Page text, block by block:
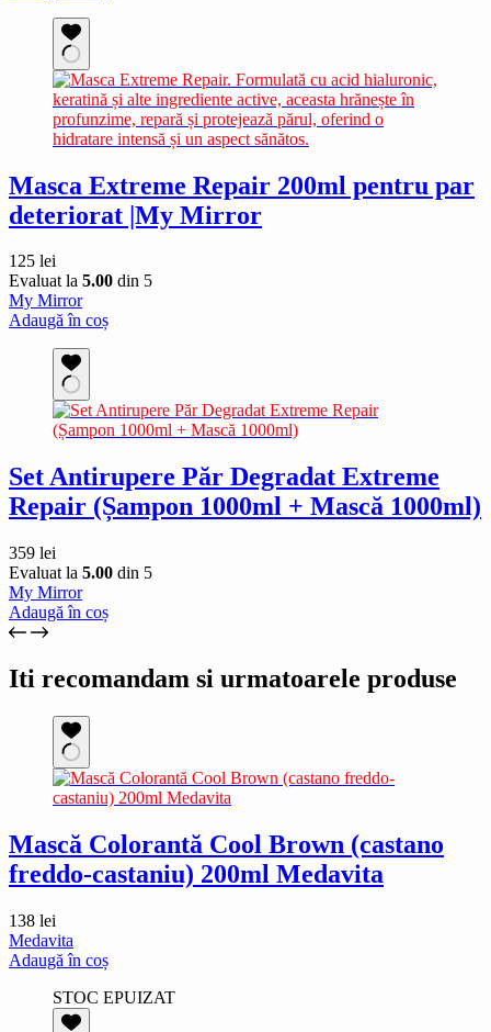
Masca Extreme Repair 200ml pentru par
deteriorat |My Mirror
125 lei
Evaluat la 5.00 din 5
My Mirror
Adaugă în coș
Set Antirupere Păr Degradat Extreme
Repair (Șampon 1000ml + Mască 1000ml)
359 lei
Evaluat la 5.00 din 5
My Mirror
Adaugă în coș
Iti recomandam si urmatoarele produse
Mască Colorantă Cool Brown (castano
freddo-castaniu) 200ml Medavita
138 lei
Medavita
Adaugă în coș
STOC EPUIZAT